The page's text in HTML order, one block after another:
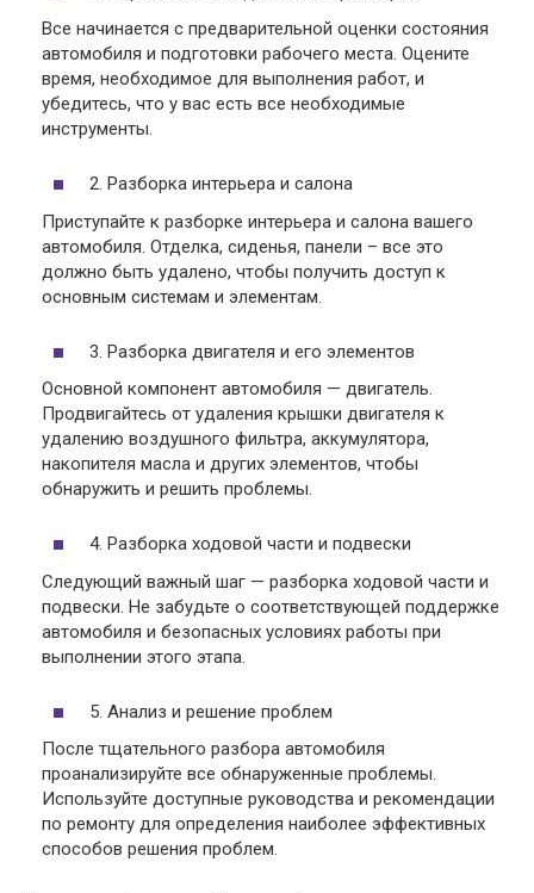
Все начинается с предварительной оценки состояния
автомобиля и подготовки рабочего места. Оцените
время, необходимое для выполнения работ, и
убедитесь, что у вас есть все необходимые
инструменты.
2. Разборка интерьера и салона
Приступайте к разборке интерьера и салона вашего
автомобиля. Отделка, сиденья, панели – все это
должно быть удалено, чтобы получить доступ к
основным системам и элементам.
3. Разборка двигателя и его элементов
Основной компонент автомобиля — двигатель.
Продвигайтесь от удаления крышки двигателя к
удалению воздушного фильтра, аккумулятора,
накопителя масла и других элементов, чтобы
обнаружить и решить проблемы.
4. Разборка ходовой части и подвески
Следующий важный шаг — разборка ходовой части и
подвески. Не забудьте о соответствующей поддержке
автомобиля и безопасных условиях работы при
выполнении этого этапа.
5. Анализ и решение проблем
После тщательного разбора автомобиля
проанализируйте все обнаруженные проблемы.
Используйте доступные руководства и рекомендации
по ремонту для определения наиболее эффективных
способов решения проблем.